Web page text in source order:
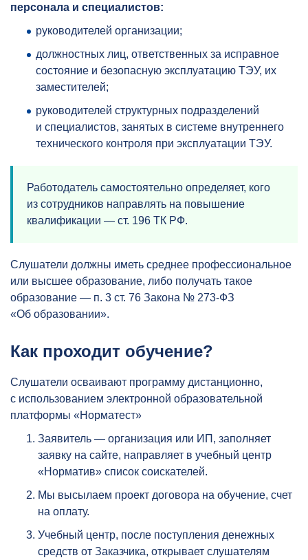
персонала и специалистов:
руководителей организации;
должностных лиц, ответственных за исправное
состояние и безопасную эксплуатацию ТЭУ, их
заместителей;
руководителей структурных подразделений
и специалистов, занятых в системе внутреннего
технического контроля при эксплуатации ТЭУ.
Работодатель самостоятельно определяет, кого
из сотрудников направлять на повышение
квалификации — ст. 196 ТК РФ.
Слушатели должны иметь среднее профессиональное
или высшее образование, либо получать такое
образование — п. 3 ст. 76 Закона № 273-ФЗ
«Об образовании».
Как проходит обучение?
Слушатели осваивают программу дистанционно,
с использованием электронной образовательной
платформы «Норматест»
Заявитель — организация или ИП, заполняет
заявку на сайте, направляет в учебный центр
«Норматив» список соискателей.
Мы высылаем проект договора на обучение, счет
на оплату.
Учебный центр, после поступления денежных
средств от Заказчика, открывает слушателям